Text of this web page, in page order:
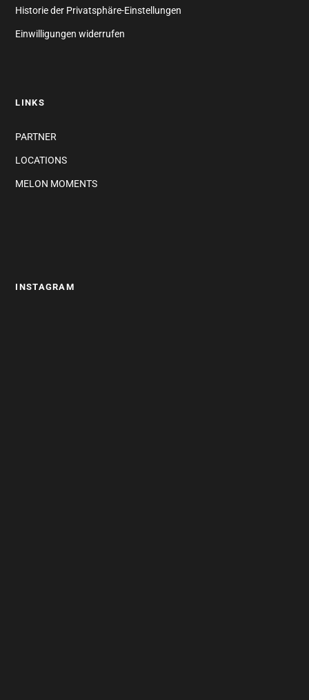
Historie der Privatsphäre-Einstellungen
Einwilligungen widerrufen
LINKS
PARTNER
LOCATIONS
MELON MOMENTS
INSTAGRAM